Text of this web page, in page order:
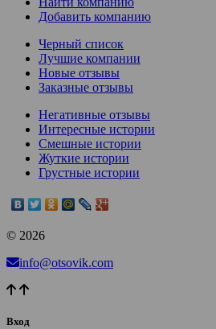
Добавить компанию
Черный список
Лучшие компании
Новые отзывы
Заказные отзывы
Негативные отзывы
Интересные истории
Смешные истории
Жуткие истории
Грустные истории
© 2026
info@otsovik.com
Вход